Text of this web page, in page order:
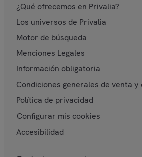
¿Qué ofrecemos en Privalia?
Los universos de Privalia
Motor de búsqueda
Menciones Legales
Información obligatoria
Condiciones generales de venta y
Política de privacidad
Configurar mis cookies
Accesibilidad